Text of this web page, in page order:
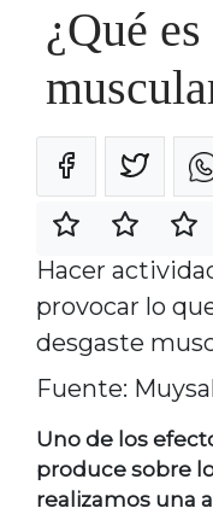
¿Qué
Hacer
provocar lo
desgaste
Fuente:
Uno de los
produce sobre
realizamos una